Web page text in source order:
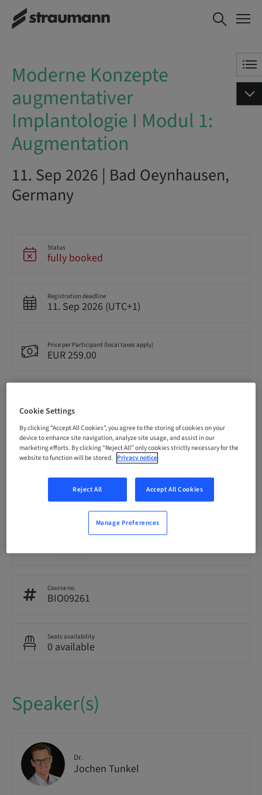
Moderne Konzepte augmentativer
Implantologie I Modul 1: Augmentation
Moderne Konzepte
augmentativer
Implantologie I Modul 1:
Augmentation
11. Sep 2026 | Bad Oeynhausen,
Germany
Status
fully booked
Registration deadline
11. Sep 2026 (UTC+1)
Price per Participant (local taxes apply)
EUR 259.00
German
Points
9.00 Points
Delivery method
Live surgery
National
Course no.
BIO09261
Seats availability
0 available
Speaker(s)
Dr.
Jochen Tunkel
Cookie Settings
By clicking “Accept All Cookies”, you agree to the storing of cookies on your
device to enhance site navigation, analyze site usage, and assist in our
marketing efforts. By clicking “Reject All” only cookies strictly necessary for the
website to function will be stored. Privacy notice
Reject All Accept All Cookies
Manage Preferences